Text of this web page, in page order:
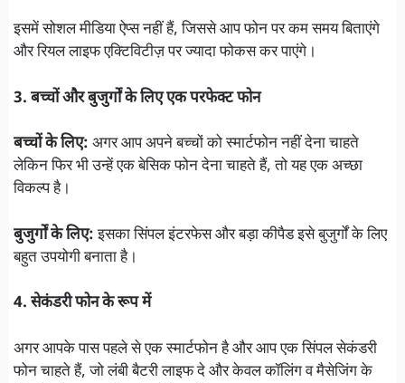
इसमें सोशल मीडिया ऐप्स नहीं हैं, जिससे आप फोन पर कम समय बिताएंगे
और रियल लाइफ एक्टिविटीज़ पर ज्यादा फोकस कर पाएंगे।
3. बच्चों और बुजुर्गों के लिए एक परफेक्ट फोन
बच्चों के लिए: अगर आप अपने बच्चों को स्मार्टफोन नहीं देना चाहते
लेकिन फिर भी उन्हें एक बेसिक फोन देना चाहते हैं, तो यह एक अच्छा
विकल्प है।
बुजुर्गों के लिए:इसका सिंपल इंटरफेस और बड़ा कीपैड इसे बुजुर्गों के लिए
बहुत उपयोगी बनाता है।
4. सेकंडरी फोन के रूप में
अगर आपके पास पहले से एक स्मार्टफोन है और आप एक सिंपल सेकंडरी
फोन चाहते हैं, जो लंबी बैटरी लाइफ दे और केवल कॉलिंग व मैसेजिंग के